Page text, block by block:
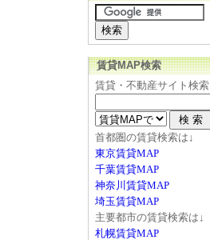
賃貸MAP検索
賃貸 ・不動産サイト検索
首都圏の賃貸検索は↓
東京賃貸MAP
千葉賃貸MAP
神奈川賃貸MAP
埼玉賃貸MAP
主要都市の賃貸検索は↓
札幌賃貸MAP